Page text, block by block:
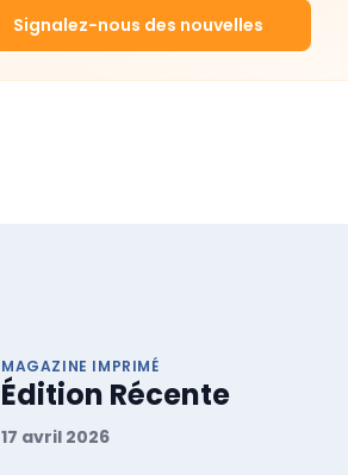
Signalez-nous des nouvelles
MAGAZINE IMPRIMÉ
Édition Récente
17 avril 2026